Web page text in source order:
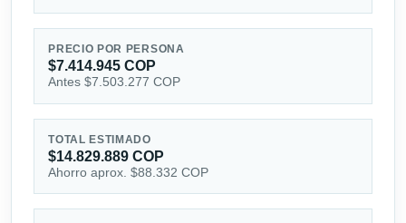
PRECIO POR PERSONA
$7.414.945 COP
Antes $7.503.277 COP
TOTAL ESTIMADO
$14.829.889 COP
Ahorro aprox. $88.332 COP